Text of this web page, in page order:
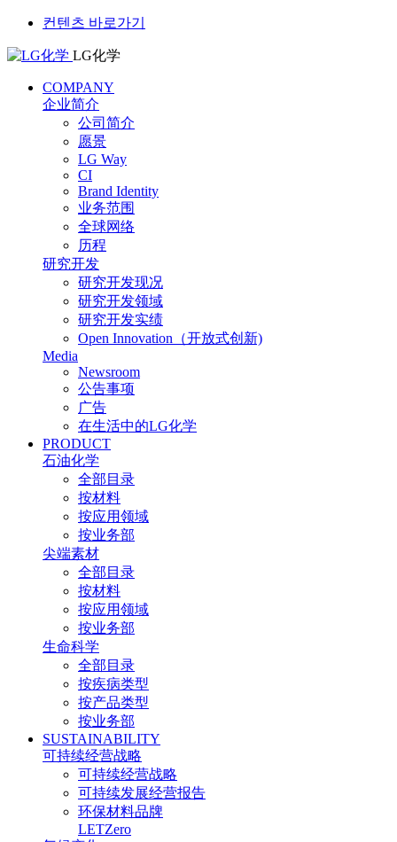
컨텐츠 바로가기
LG化学
COMPANY
企业简介
公司简介
愿景
LG Way
CI
Brand Identity
业务范围
全球网络
历程
研究开发
研究开发现况
研究开发领域
研究开发实绩
Open Innovation（开放式创新)
Media
Newsroom
公告事项
广告
在生活中的LG化学
PRODUCT
石油化学
全部目录
按材料
按应用领域
按业务部
尖端素材
全部目录
按材料
按应用领域
按业务部
生命科学
全部目录
按疾病类型
按产品类型
按业务部
SUSTAINABILITY
可持续经营战略
可持续经营战略
可持续发展经营报告​
环保材料品牌
LETZero